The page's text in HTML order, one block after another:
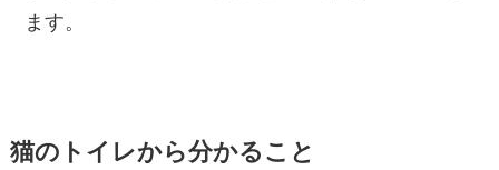
ます。
猫のトイレから分かること